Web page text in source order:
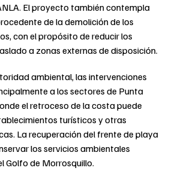
El proyecto también contempla
de la demolición de los
con el propósito de reducir los
a zonas externas de disposición.
ambiental, las intervenciones
a los sectores de Punta
el retroceso de la costa puede
turísticos y otras
La recuperación del frente de playa
los servicios ambientales
Golfo de Morrosquillo.